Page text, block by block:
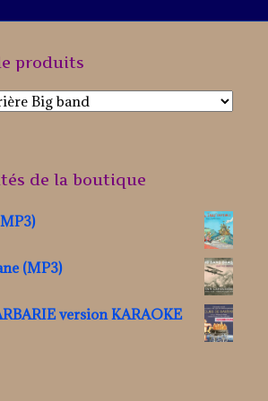
produits
de la boutique
(MP3)
version KARAOKE